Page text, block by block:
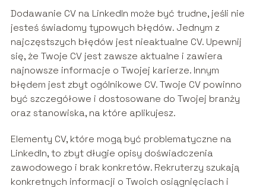
Dodawanie CV na LinkedIn może być trudne, jeśli nie
jesteś świadomy typowych błędów. Jednym z
najczęstszych błędów jest nieaktualne CV. Upewnij
się, że Twoje CV jest zawsze aktualne i zawiera
najnowsze informacje o Twojej karierze. Innym
błędem jest zbyt ogólnikowe CV. Twoje CV powinno
być szczegółowe i dostosowane do Twojej branży
oraz stanowiska, na które aplikujesz.
Elementy CV, które mogą być problematyczne na
LinkedIn, to zbyt długie opisy doświadczenia
zawodowego i brak konkretów. Rekruterzy szukają
konkretnych informacji o Twoich osiągnięciach i